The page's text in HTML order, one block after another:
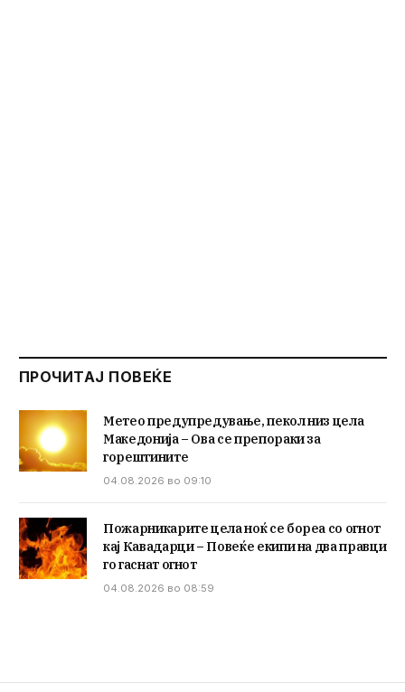
ПРОЧИТАЈ ПОВЕЌЕ
Метео предупредување, пекол низ цела
Македонија – Ова се препораки за
горештините
04.08.2026 во 09:10
Пожарникарите цела ноќ се бореа со огнот
кај Кавадарци – Повеќе екипи на два правци
го гаснат огнот
04.08.2026 во 08:59